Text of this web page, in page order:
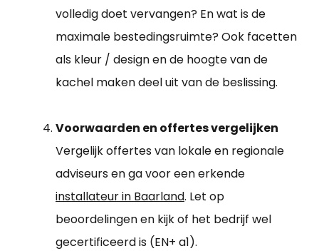
volledig doet vervangen? En wat is de
maximale bestedingsruimte? Ook facetten
als kleur / design en de hoogte van de
kachel maken deel uit van de beslissing.
Voorwaarden en offertes vergelijken
Vergelijk offertes van lokale en regionale
adviseurs en ga voor een erkende
installateur in Baarland. Let op
beoordelingen en kijk of het bedrijf wel
gecertificeerd is (EN+ a1).